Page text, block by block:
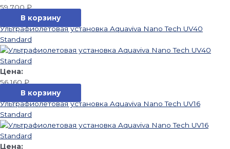
59 700₽
В корзину
Ультрафиолетовая установка Aquaviva Nano Tech UV40
Standard
56 160₽
В корзину
Ультрафиолетовая установка Aquaviva Nano Tech UV16
Standard